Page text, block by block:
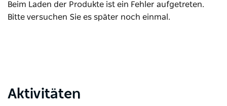
Beim Laden der Produkte ist ein Fehler aufgetreten.
Bitte versuchen Sie es später noch einmal.
Aktivitäten